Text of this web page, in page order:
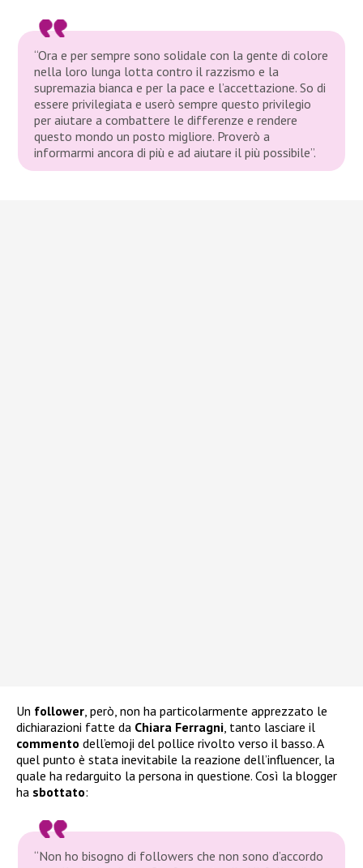
“Ora e per sempre sono solidale con la gente di colore
nella loro lunga lotta contro il razzismo e la
supremazia bianca e per la pace e l’accettazione. So di
essere privilegiata e userò sempre questo privilegio
per aiutare a combattere le differenze e rendere
questo mondo un posto migliore. Proverò a
informarmi ancora di più e ad aiutare il più possibile”.
Un follower , però, non ha particolarmente apprezzato le
dichiarazioni fatte da Chiara Ferragni , tanto lasciare il
commento dell’emoji del pollice rivolto verso il basso. A
quel punto è stata inevitabile la reazione dell’influencer, la
quale ha redarguito la persona in questione. Così la blogger
ha sbottato:
“Non ho bisogno di followers che non sono d’accordo